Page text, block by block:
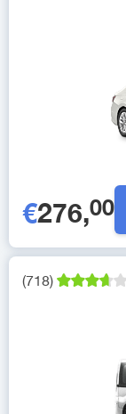
€276,00
(718)